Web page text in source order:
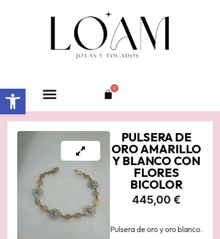
Abrir barra de herramientas 0
Carrito
PULSERA DE
ORO AMARILLO
Y BLANCO CON
FLORES
BICOLOR
445,00 €
Pulsera de oro y oro blanco.